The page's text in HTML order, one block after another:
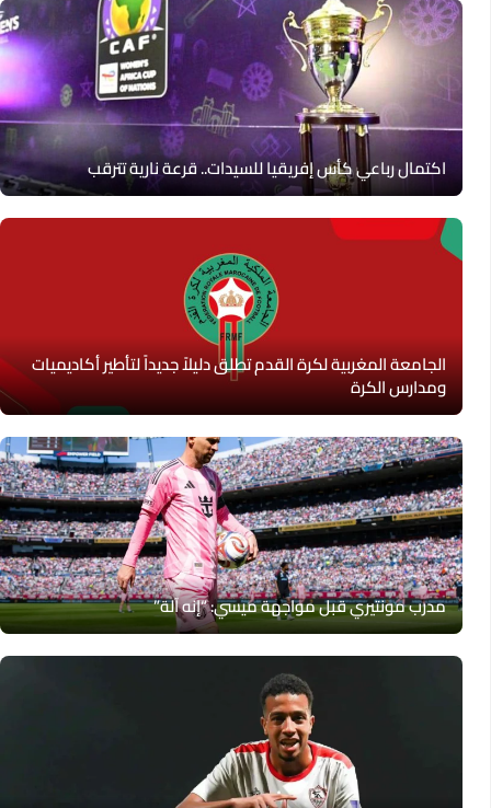
اكتمال رباعي كأس إفريقيا للسيدات.. قرعة نارية تترقب
الجامعة المغربية لكرة القدم تطلق دليلاً جديداً لتأطير أكاديميات
ومدارس الكرة
مدرب مونتيري قبل مواجهة ميسي: “إنه آلة”